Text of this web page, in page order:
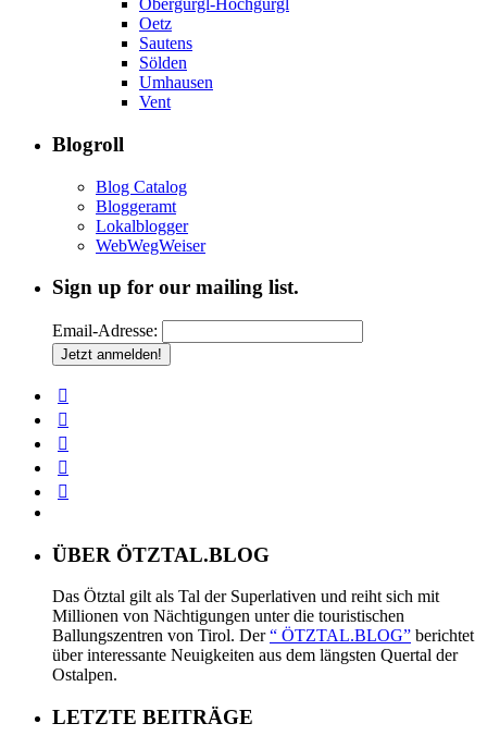
Obergurgl-Hochgurgl
Oetz
Sautens
Sölden
Umhausen
Vent
Blogroll
Blog Catalog
Bloggeramt
Lokalblogger
WebWegWeiser
Sign up for our mailing list.
Email-Adresse:
ÜBER ÖTZTAL.BLOG
Das Ötztal gilt als Tal der Superlativen und reiht sich mit
Millionen von Nächtigungen unter die touristischen
Ballungszentren von Tirol. Der“ ÖTZTAL.BLOG” berichtet
über interessante Neuigkeiten aus dem längsten Quertal der
Ostalpen.
LETZTE BEITRÄGE